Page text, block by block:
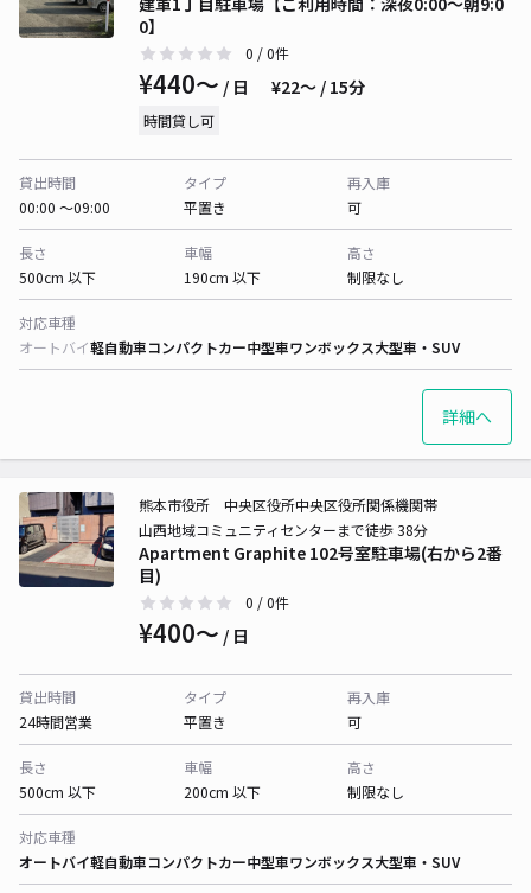
0】
0 / 0件
¥440〜 / 日 ¥22〜 / 15分
時間貸し可
貸出時間
00:00 〜09:00
タイプ
平置き
再入庫
可
長さ
500cm 以下
車幅
190cm 以下
高さ
制限なし
対応車種
オートバイ軽自動車コンパクトカー中型車ワンボックス大型車・SUV
詳細へ
Apartment Graphite 102号室駐車場(右から2番
目)
熊本市役所 中央区役所中央区役所関係機関帯
山西地域コミュニティセンターまで徒歩 38分
0 / 0件
¥400〜 / 日
貸出時間
24時間営業
タイプ
平置き
再入庫
可
長さ
500cm 以下
車幅
200cm 以下
高さ
制限なし
対応車種
オートバイ軽自動車コンパクトカー中型車ワンボックス大型車・SUV